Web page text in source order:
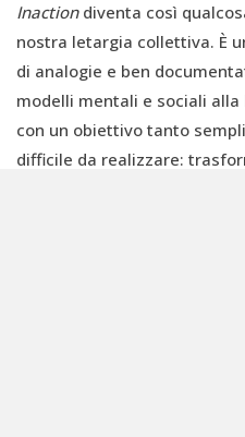
Inactiondiventa così
nostra letargia collettiva. È
di analogie e ben
modelli mentali e sociali alla
con un obiettivo tanto
difficile da realizzare: